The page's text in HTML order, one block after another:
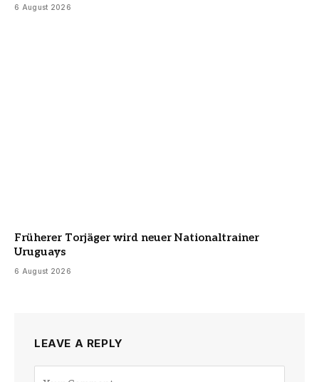
6 August 2026
Früherer Torjäger wird neuer Nationaltrainer
Uruguays
6 August 2026
LEAVE A REPLY